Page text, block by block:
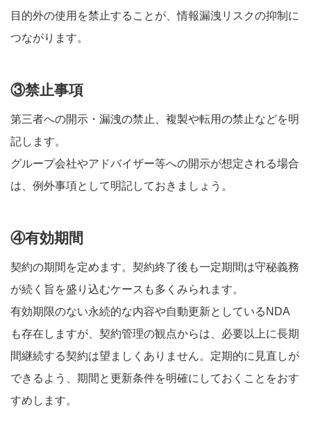
目的外の使用を禁止することが、情報漏洩リスクの抑制に
つながります。
③禁止事項
第三者への開示・漏洩の禁止、複製や転用の禁止などを明
記します。
グループ会社やアドバイザー等への開示が想定される場合
は、例外事項として明記しておきましょう。
④有効期間
契約の期間を定めます。契約終了後も一定期間は守秘義務
が続く旨を盛り込むケースも多くみられます。
有効期限のない永続的な内容や自動更新としているNDA
も存在しますが、契約管理の観点からは、必要以上に長期
間継続する契約は望ましくありません。定期的に見直しが
できるよう、期間と更新条件を明確にしておくことをおす
すめします。